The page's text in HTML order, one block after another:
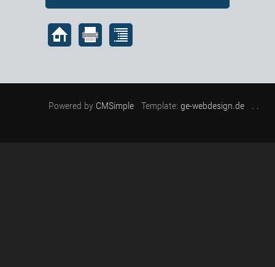
Powered by CMSimple Template: ge-webdesign.de . .